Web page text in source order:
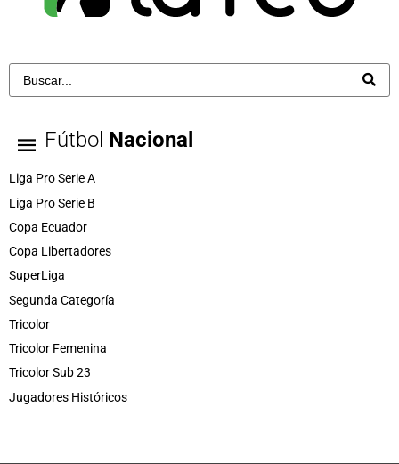
Fútbol Nacional
Liga Pro Serie A
Liga Pro Serie B
Copa Ecuador
Copa Libertadores
SuperLiga
Segunda Categoría
Tricolor
Tricolor Femenina
Tricolor Sub 23
Jugadores Históricos